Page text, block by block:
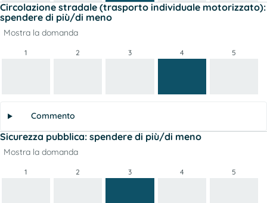
Circolazione stradale (trasporto individuale motorizzato):
spendere di più/di meno
Mostra la domanda
1 2 3 4 5
Commento
Sicurezza pubblica: spendere di più/di meno
Mostra la domanda
1 2 3 4 5